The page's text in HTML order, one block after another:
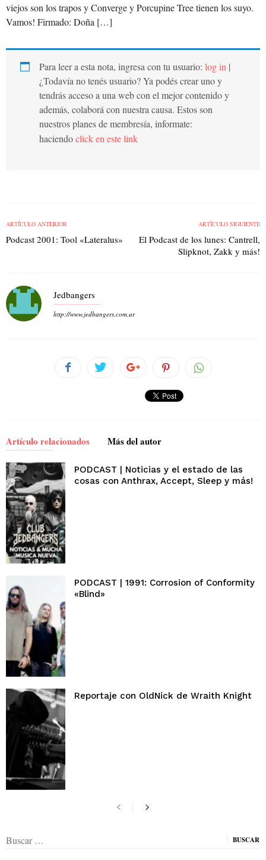
viejos son los trapos y Converge y Porcupine Tree tienen los suyo.
Vamos! Firmado: Doña […]
Para leer a esta nota, ingresa con tu usuario: log in |
¿Todavía no tenés usuario? Ya podés crear uno y
tendrás acceso a una web con el mejor contenido y
además, colaborá con nuestra causa. Estos son
nuestros planes de membresía, informate:
haciendoclick en este link
ARTÍCULO ANTERIOR
Podcast 2001: Tool «Lateralus»
ARTÍCULO SIGUIENTE
El Podcast de los lunes: Cantrell,
Slipknot, Zakk y más!
Jedbangers
http://www.jedbangers.com.ar
Artículo relacionados Más del autor
PODCAST | Noticias y el estado de las
cosas con Anthrax, Accept, Sleep y más!
PODCAST | 1991: Corrosion of Conformity
«Blind»
Reportaje con OldNick de Wraith Knight
Buscar: